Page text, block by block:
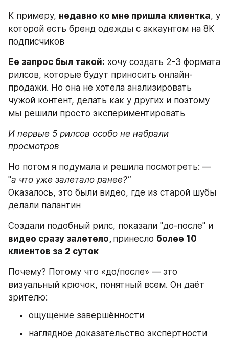
К примеру, недавно ко мне пришла клиентка, у
которой есть бренд одежды с аккаунтом на 8К
подписчиков
Ее запрос был такой: хочу создать 2-3 формата
рилсов, которые будут приносить онлайн-
продажи. Но она не хотела анализировать
чужой контент, делать как у других и поэтому
мы решили просто экспериментировать
И первые 5 рилсов особо не набрали
просмотров
Но потом я подумала и решила посмотреть: —
"а что уже залетало ранее?"
Оказалось, это были видео, где из старой шубы
делали палантин
видео сразу залетело, принесло более 10
клиентов за 2 суток
Почему? Потому что «до/после» — это
визуальный крючок, понятный всем. Он даёт
зрителю:
ощущение завершённости
наглядное доказательство экспертности